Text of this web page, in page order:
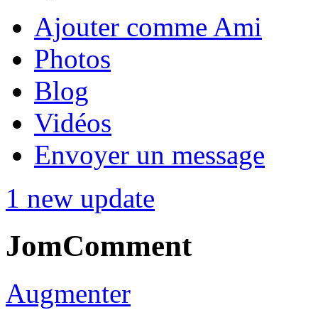
Ajouter comme Ami
Photos
Blog
Vidéos
Envoyer un message
1 new update
JomComment
Augmenter